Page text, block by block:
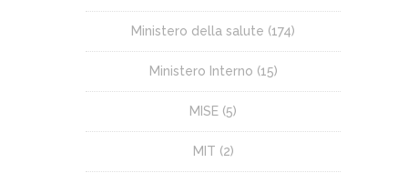
Ministero della salute (174)
Ministero Interno (15)
MISE (5)
MIT (2)